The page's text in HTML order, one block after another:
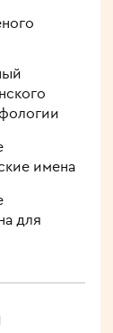
имена
для